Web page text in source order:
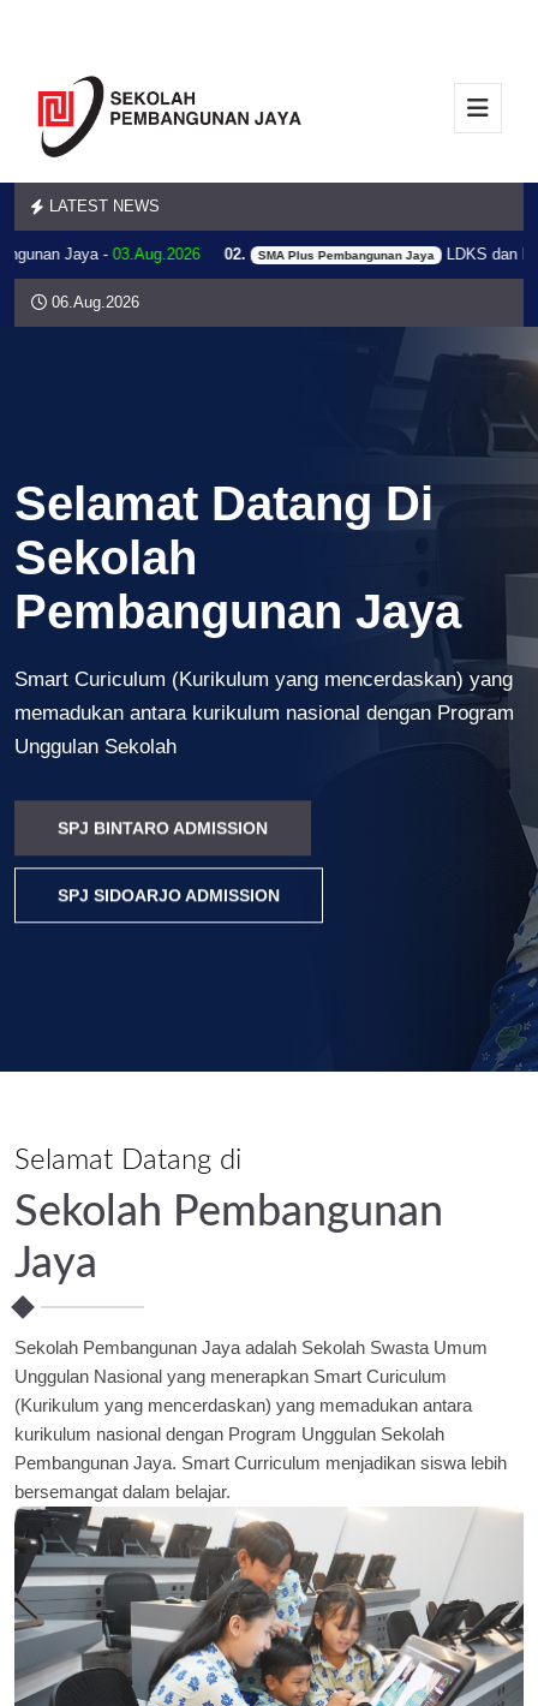
LATEST NEWS
Jaya -03.Aug.2026 02. SMA Plus Pembangunan Jaya LDKS dan
06.Aug.2026
Selamat Datang Di
Sekolah
Pembangunan Jaya
Smart Curiculum (Kurikulum yang mencerdaskan) yang
memadukan antara kurikulum nasional dengan Program
Unggulan Sekolah
SPJ BINTARO ADMISSION
SPJ SIDOARJO ADMISSION
Selamat Datang di
Sekolah Pembangunan
Jaya
Sekolah Pembangunan Jaya adalah Sekolah Swasta Umum
Unggulan Nasional yang menerapkan Smart Curiculum
(Kurikulum yang mencerdaskan) yang memadukan antara
kurikulum nasional dengan Program Unggulan Sekolah
Pembangunan Jaya. Smart Curriculum menjadikan siswa lebih
bersemangat dalam belajar.